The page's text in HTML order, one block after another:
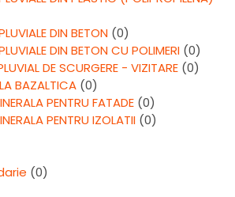
DIN BETON (0)
DIN BETON CU POLIMERI (0)
DE SCURGERE - VIZITARE (0)
BAZALTICA (0)
PENTRU FATADE (0)
PENTRU IZOLATII (0)
(0)